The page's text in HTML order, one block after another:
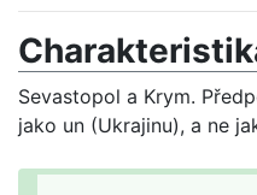
Sevastopol a Krym.
jako un (Ukrajinu), a ne